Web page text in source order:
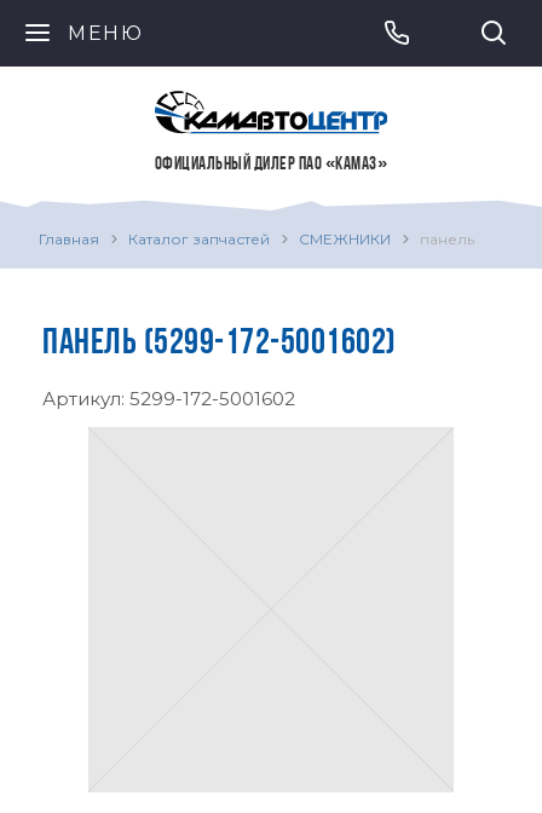
МЕНЮ
ОФИЦИАЛЬНЫЙ ДИЛЕР ПАО «КАМАЗ»
Главная Каталог запчастей СМЕЖНИКИ панель
ПАНЕЛЬ (5299-172-5001602)
Артикул: 5299-172-5001602